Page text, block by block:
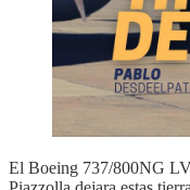
El Boeing 737/800NG